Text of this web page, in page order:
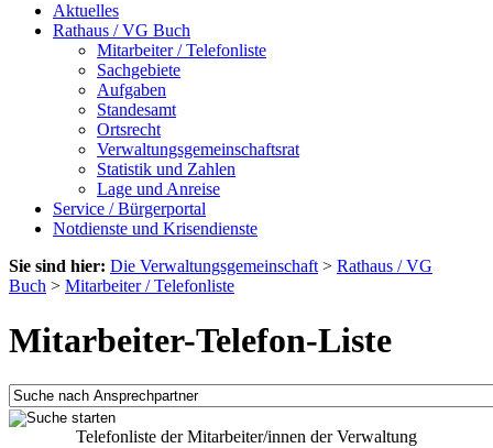
Aktuelles
Rathaus / VG Buch
Mitarbeiter / Telefonliste
Sachgebiete
Aufgaben
Standesamt
Ortsrecht
Verwaltungsgemeinschaftsrat
Statistik und Zahlen
Lage und Anreise
Service / Bürgerportal
Notdienste und Krisendienste
Sie sind hier: Die Verwaltungsgemeinschaft > Rathaus / VG
Buch > Mitarbeiter / Telefonliste
Mitarbeiter-Telefon-Liste
Telefonliste der Mitarbeiter/innen der Verwaltung